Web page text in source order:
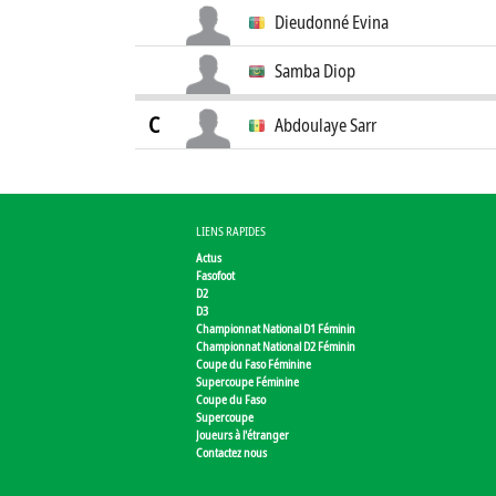
Dieudonné Evina
Samba Diop
C Abdoulaye Sarr
LIENS RAPIDES
Actus
Fasofoot
D2
D3
Championnat National D1 Féminin
Championnat National D2 Féminin
Coupe du Faso Féminine
Supercoupe Féminine
Coupe du Faso
Supercoupe
Joueurs à l'étranger
Contactez nous